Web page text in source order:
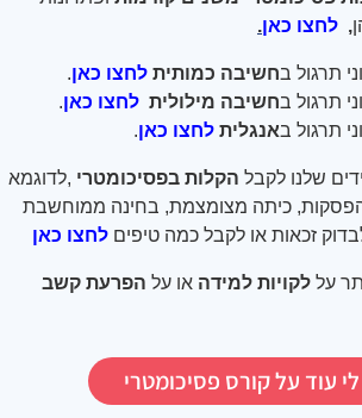
, לחצו כאן.
תרגול בחשיבה כמותית לחצו כאן.
תרגול בחשיבה מילולית לחצו כאן.
תרגול באנגלית לחצו כאן.
שלנו לקבל הקלות בפסיכומטרי ,לדוגמא
כיתה מצומצמת, בחינה ממוחשבת
זכאות או לקבל כמה טיפים לחצו כאן
על לקויות למידה או על הפרעת קשב
עוד על קורס פסיכומטרי